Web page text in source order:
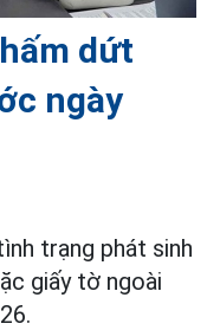
dứt
ngày
trạng phát sinh
giấy tờ ngoài